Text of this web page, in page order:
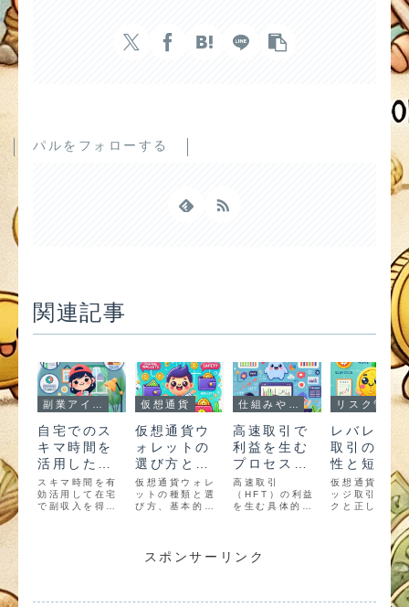
パルをフォローする
関連記事
自宅でのス
キマ時間を
活用した副
業アイデア
スキマ時間を有
効活用して在宅
で副収入を得る
ます。
仮想通貨
仮想通貨ウ
ォレットの
選び方と基
本的な使い
方
仮想通貨ウォレ
ットの種類と選
び方、基本的な
とコールドウォ
レットの特徴や
使うための注意
高速取引で
利益を生む
プロセスと
そのメリッ
ト
高速取引
（HFT）の利益
を生む具体的な
タ分析、アルゴ
リズム実行、リ
を初心者向けに
リスク管理や失敗回避
レバレッジ
取引の危険
性と短期ト
レードでの
正しい活用
法
仮想通貨レバ
ッジ取引のリ
クと正しい活
法を解説。低
率の選択、リ
ク管理、テク
カル分析の活
法など、安全
トレードを行
ための方法を
介します。
スポンサーリンク